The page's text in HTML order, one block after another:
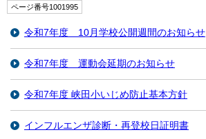
ページ番号1001995
令和7年度 10月学校公開週間のお知らせ
令和7年度 運動会延期のお知らせ
令和7年度 峡田小いじめ防止基本方針
インフルエンザ診断・再登校日証明書